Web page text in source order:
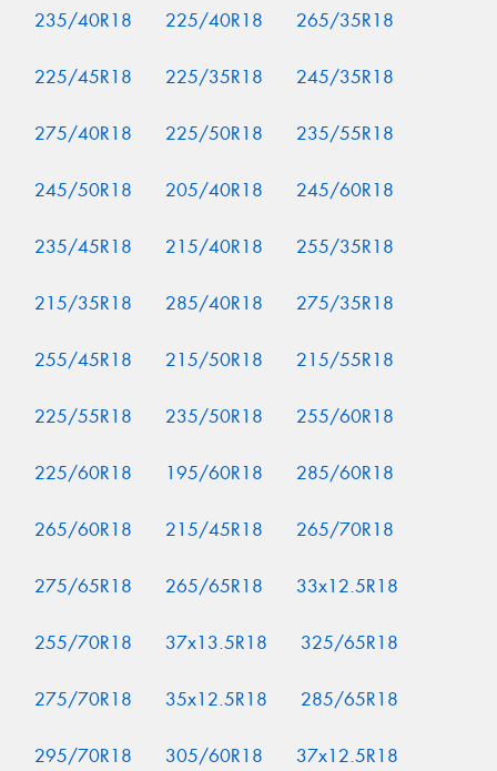
235/40R18 225/40R18 265/35R18
225/45R18 225/35R18 245/35R18
275/40R18 225/50R18 235/55R18
245/50R18 205/40R18 245/60R18
235/45R18 215/40R18 255/35R18
215/35R18 285/40R18 275/35R18
255/45R18 215/50R18 215/55R18
225/55R18 235/50R18 255/60R18
225/60R18 195/60R18 285/60R18
265/60R18 215/45R18 265/70R18
275/65R18 265/65R18 33x12.5R18
255/70R18 37x13.5R18 325/65R18
275/70R18 35x12.5R18 285/65R18
295/70R18 305/60R18 37x12.5R18